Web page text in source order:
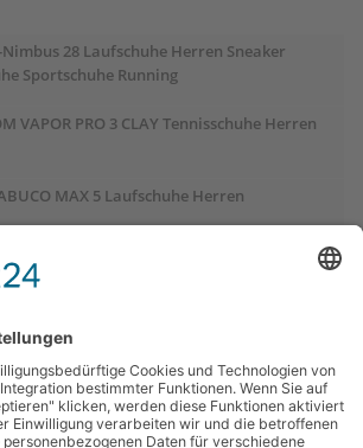
Nimbus 28 Laufschuhe Herren Sneaker
Sportschuhe Running
VAPOR PRO 3 CLAY Tennisschuhe Herren
MAX 5 Laufschuhe Herren
PULSE 17 Laufschuhe Damen
Winterschuhe Damen
CUMULUS 28 Laufschuhe Damen